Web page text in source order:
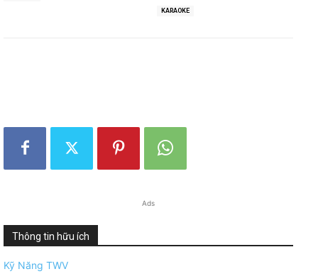
KARAOKE
Ads
Thông tin hữu ích
Kỹ Năng TWV